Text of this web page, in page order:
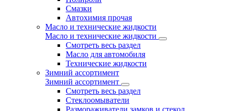
Смазки
Автохимия прочая
Масло и технические жидкости
Масло и технические жидкости
Смотреть весь раздел
Масло для автомобиля
Технические жидкости
Зимний ассортимент
Зимний ассортимент
Смотреть весь раздел
Стеклоомыватели
Размораживатели замков и стекол